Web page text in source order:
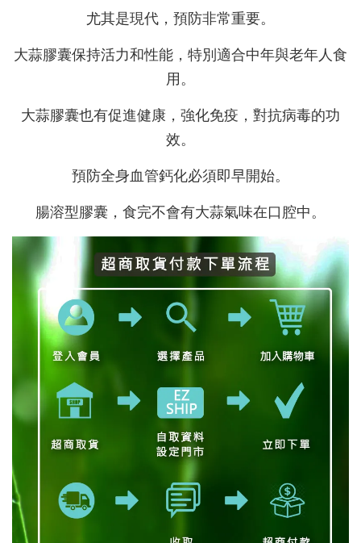
尤其是現代，預防非常重要。
大蒜膠囊保持活力和性能，特別適合中年與老年人食
用。
大蒜膠囊也有促進健康，強化免疫，對抗病毒的功
效。
預防全身血管鈣化必須即早開始。
腸溶型膠囊，食完不會有大蒜氣味在口腔中。